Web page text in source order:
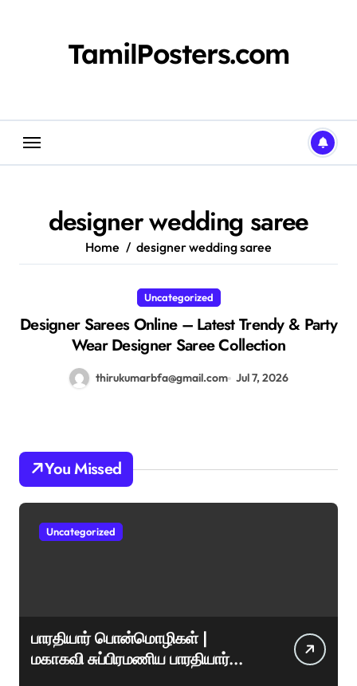
TamilPosters.com
designer wedding saree
Home designer wedding saree
Uncategorized
Designer Sarees Online – Latest Trendy & Party
Wear Designer Saree Collection
thirukumarbfa@gmail.com Jul 7, 2026
You Missed
Uncategorized
பாரதியார் பொன்மொழிகள் |
மகாகவி சுப்பிரமணிய பாரதியார்